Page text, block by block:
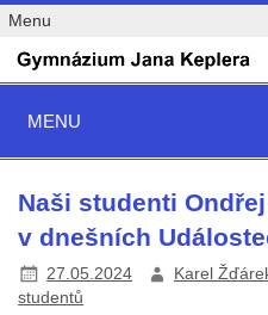
Menu
MENU
Naši studenti
v dnešních
27.05.2024 Karel
studentů